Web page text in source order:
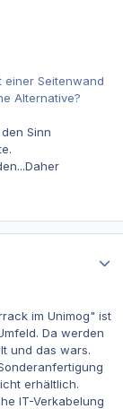
einer Seitenwand
Alternative?
Sinn
im Unimog" ist
Da werden
und das wars.
erhältlich.
IT-Verkabelung